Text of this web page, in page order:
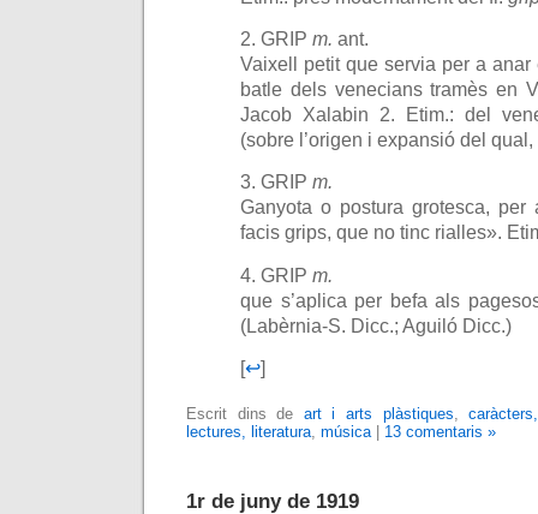
2. GRIP m. ant.
Vaixell petit que servia per a
batle dels venecians tramès en
Jacob Xalabin 2. Etim.: del
(sobre l’origen i expansió del
3. GRIP m.
Ganyota o postura grotesca,
facis grips, que no tinc rialles».
4. GRIP m.
que s’aplica per befa als
(Labèrnia-S. Dicc.; Aguiló Dicc.)
[↩]
Escrit dins de art i arts plàstiques ,
lectures, literatura música | 13 comentaris »
1r de juny de 1919